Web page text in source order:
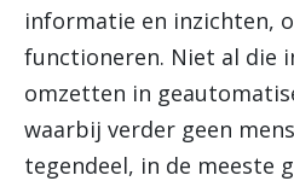
informatie en inzichten,
functioneren. Niet al die
omzetten in
waarbij verder geen
tegendeel, in de meeste